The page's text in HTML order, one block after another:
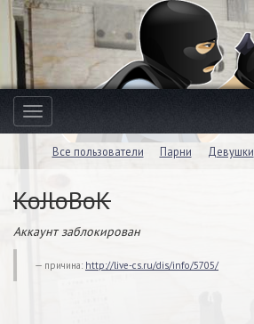
Toggle
navigation
Все пользователи Парни Девушки
KoJloBoK
Аккаунт заблокирован
причина: http://live-cs.ru/dis/info/5705/